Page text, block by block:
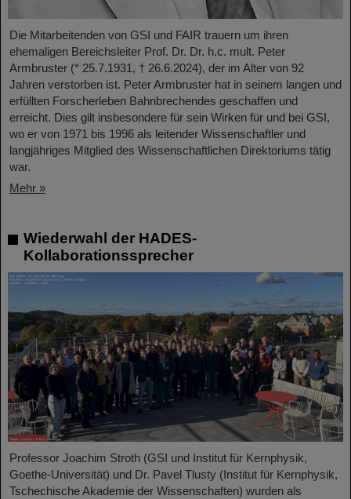
Die Mitarbeitenden von GSI und FAIR trauern um ihren
ehemaligen Bereichsleiter Prof. Dr. Dr. h.c. mult. Peter
Armbruster (* 25.7.1931, † 26.6.2024), der im Alter von 92
Jahren verstorben ist. Peter Armbruster hat in seinem langen und
erfüllten Forscherleben Bahnbrechendes geschaffen und
erreicht. Dies gilt insbesondere für sein Wirken für und bei GSI,
wo er von 1971 bis 1996 als leitender Wissenschaftler und
langjähriges Mitglied des Wissenschaftlichen Direktoriums tätig
war.
Mehr »
Wiederwahl der HADES-
Kollaborationssprecher
Professor Joachim Stroth (GSI und Institut für Kernphysik,
Goethe-Universität) und Dr. Pavel Tlusty (Institut für Kernphysik,
Tschechische Akademie der Wissenschaften) wurden als